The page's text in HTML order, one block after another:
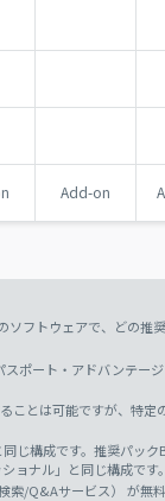
Add-on
ソフトウェアで、どの推
ポート・アドバンテー
ことは可能ですが、特
じ構成です。推奨パッ
ョナル」と同じ構成です
索/Q&Aサービス） が無